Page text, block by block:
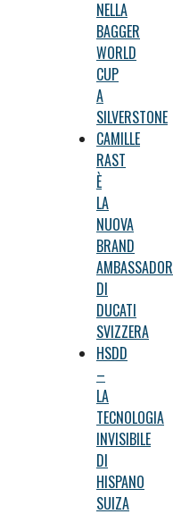
NELLA
BAGGER
WORLD
CUP
A
SILVERSTONE
CAMILLE
RAST
È
LA
NUOVA
BRAND
AMBASSADOR
DI
DUCATI
SVIZZERA
HSDD
–
LA
TECNOLOGIA
INVISIBILE
DI
HISPANO
SUIZA